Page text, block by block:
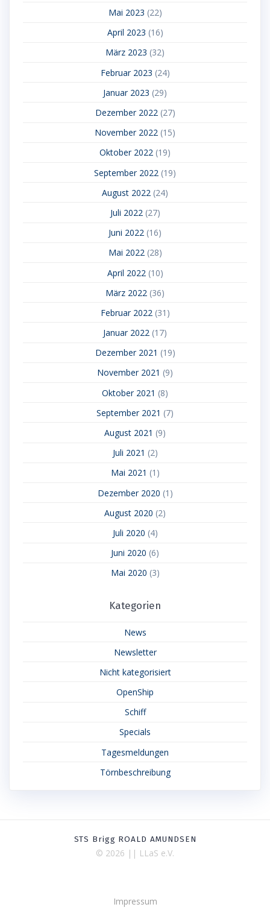
Mai 2023 (22)
April 2023 (16)
März 2023 (32)
Februar 2023 (24)
Januar 2023 (29)
Dezember 2022(27)
November 2022 (15)
Oktober 2022 (19)
September 2022 (19)
August 2022 (24)
Juli 2022(27)
Juni 2022 (16)
Mai 2022(28)
April 2022 (10)
März 2022 (36)
Februar 2022(31)
Januar 2022 (17)
Dezember 2021 (19)
November 2021 (9)
Oktober 2021 (8)
September 2021 (7)
August 2021 (9)
Juli 2021 (2)
Mai 2021 (1)
Dezember 2020 (1)
August 2020 (2)
Juli 2020 (4)
Juni 2020 (6)
Mai 2020 (3)
Kategorien
News
Newsletter
Nicht kategorisiert
OpenShip
Schiff
Specials
Tagesmeldungen
Törnbeschreibung
STS Brigg ROALD AMUNDSEN
© 2026 || LLaS e.V.
Impressum